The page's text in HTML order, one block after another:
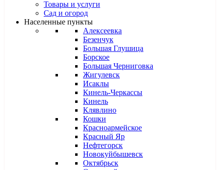
Товары и услуги
Сад и огород
Населенные пункты
Алексеевка
Безенчук
Большая Глушица
Борское
Большая Черниговка
Жигулевск
Исаклы
Кинель-Черкассы
Кинель
Клявлино
Кошки
Красноармейское
Красный Яр
Нефтегорск
Новокуйбышевск
Октябрьск